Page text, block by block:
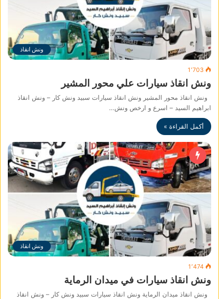
ونش انقاذ
1٬703
ونش انقاذ سيارات علي محور المشير
ونش انقاذ محور المشير ونش انقاذ سيارات سبيد ونش كار – ونش انقاذ
ابراهيم السيد – اسرع و ارخص ونش…
أكمل القراءة »
ونش انقاذ
1٬474
ونش انقاذ سيارات في ميدان الرماية
ونش انقاذ ميدان الرماية ونش انقاذ سيارات سبيد ونش كار – ونش انقاذ